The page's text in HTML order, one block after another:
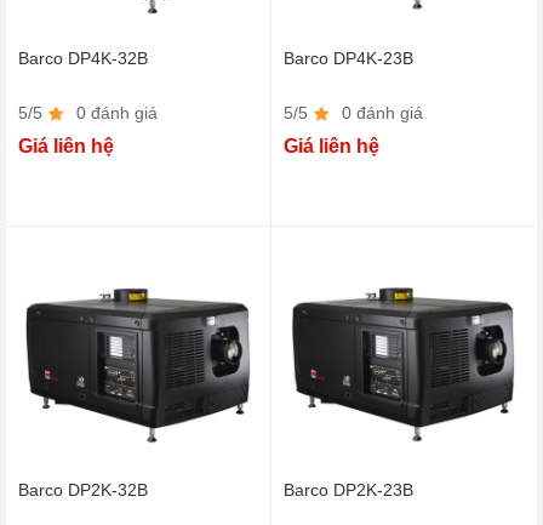
Barco DP4K-32B
5/5 0 đánh giá
Giá liên hệ
Barco DP4K-23B
5/5 0 đánh giá
Giá liên hệ
Barco DP2K-32B Barco DP2K-23B